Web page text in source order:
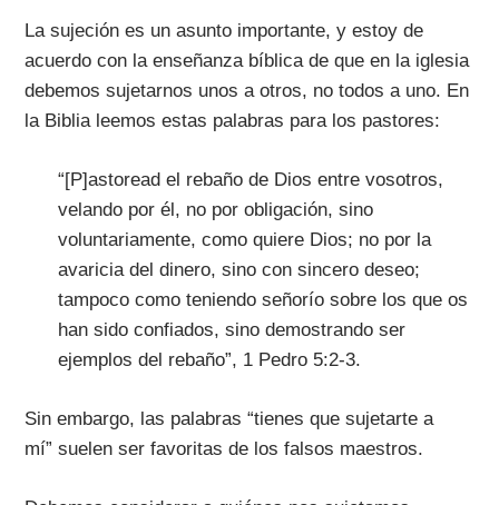
La sujeción es un asunto importante, y estoy de
acuerdo con la enseñanza bíblica de que en la iglesia
debemos sujetarnos unos a otros, no todos a uno. En
la Biblia leemos estas palabras para los pastores:
“[P]astoread el rebaño de Dios entre vosotros,
velando por él, no por obligación, sino
voluntariamente, como quiere Dios; no por la
avaricia del dinero, sino con sincero deseo;
tampoco como teniendo señorío sobre los que os
han sido confiados, sino demostrando ser
ejemplos del rebaño”, 1 Pedro 5:2-3.
Sin embargo, las palabras “tienes que sujetarte a
mí” suelen ser favoritas de los falsos maestros.